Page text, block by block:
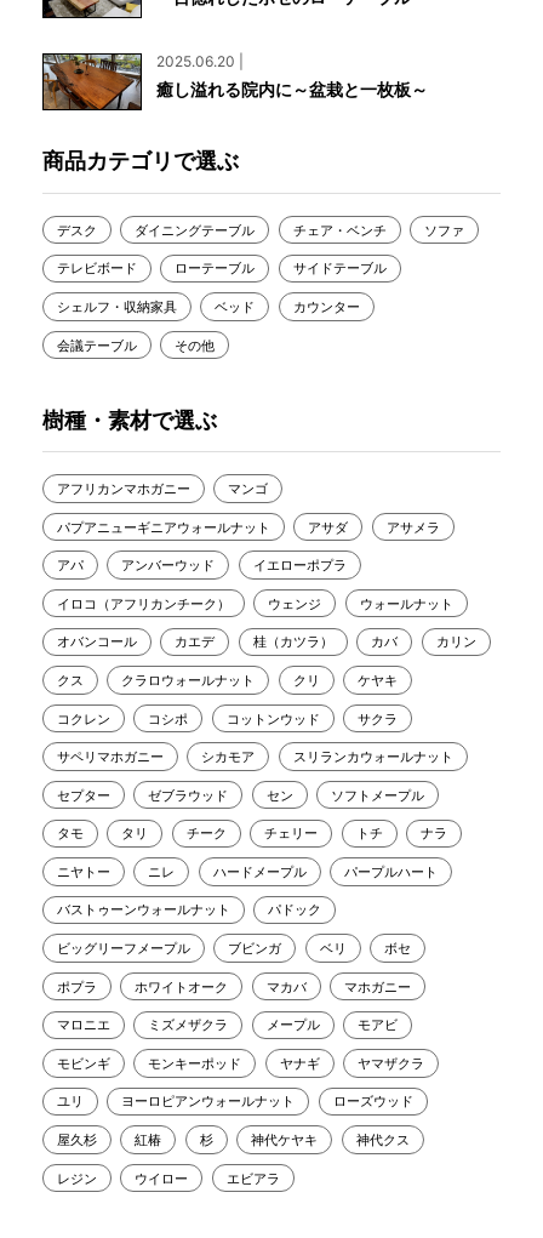
2025.06.20 |
癒し溢れる院内に～盆栽と一枚板～
商品カテゴリで選ぶ
デスク ダイニングテーブル チェア・ベンチ ソファ
テレビボード ローテーブル サイドテーブル
シェルフ・収納家具 ベッド カウンター
会議テーブル その他
樹種・素材で選ぶ
アフリカンマホガニー マンゴ
パプアニューギニアウォールナット アサダ アサメラ
アパ アンバーウッド イエローポプラ
イロコ（アフリカンチーク） ウェンジ ウォールナット
オバンコール カエデ 桂（カツラ） カバ カリン
クス クラロウォールナット クリ ケヤキ
コクレン コシポ コットンウッド サクラ
サペリマホガニー シカモア スリランカウォールナット
セプター ゼブラウッド セン ソフトメープル
タモ タリ チーク チェリー トチ ナラ
ニヤトー ニレ ハードメープル パープルハート
バストゥーンウォールナット パドック
ビッグリーフメープル ブビンガ ベリ ボセ
ポプラ ホワイトオーク マカバ マホガニー
マロニエ ミズメザクラ メープル モアビ
モビンギ モンキーポッド ヤナギ ヤマザクラ
ユリ ヨーロピアンウォールナット ローズウッド
屋久杉 紅椿 杉 神代ケヤキ 神代クス
レジン ウイロー エビアラ